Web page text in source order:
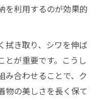
を利用するのが効果的
拭き取り、シワを伸ば
とが重要です。こうし
み合わせることで、ク
物の美しさを長く保て